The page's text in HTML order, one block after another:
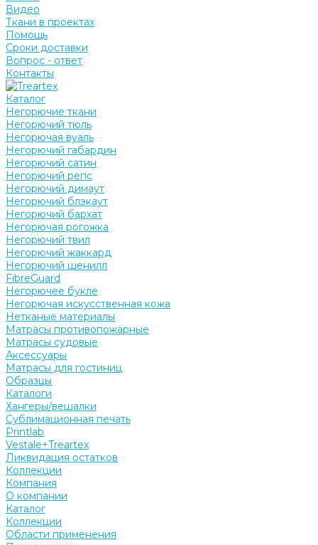
Видео
Ткани в проектах
Помощь
Сроки доставки
Вопрос - ответ
Контакты
Каталог
Негорючие ткани
Негорючий тюль
Негорючая вуаль
Негорючий габардин
Негорючий сатин
Негорючий репс
Негорючий димаут
Негорючий блэкаут
Негорючий бархат
Негорючая рогожка
Негорючий твил
Негорючий жаккард
Негорючий шенилл
FibreGuard
Негорючее букле
Негорючая искусственная кожа
Нетканые материалы
Матрасы противопожарные
Матрасы судовые
Аксессуары
Матрасы для гостиниц
Образцы
Каталоги
Хангеры/вешалки
Сублимационная печать
Printlab
Vestale+Treartex
Ликвидация остатков
Коллекции
Компания
О компании
Каталог
Коллекции
Области применения